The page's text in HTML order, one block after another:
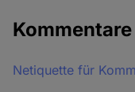
Kommentare
Netiquette für